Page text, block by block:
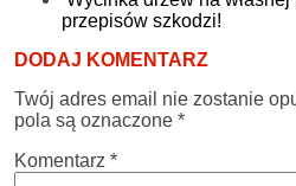
przepisów szkodzi!
DODAJ KOMENTARZ
Twój adres email nie zostanie
pola są oznaczone *
Komentarz *